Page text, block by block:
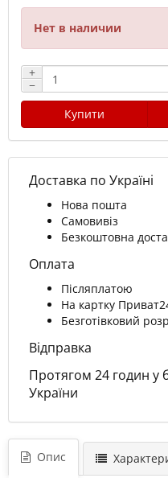
Нет в наличии
+
−
Купити
Доставка по Україні
Нова пошта
Самовивіз
Безкоштовна
Оплата
Післяплатою
На картку
Безготівковий
Відправка
Протягом 24 годин у
України
Опис